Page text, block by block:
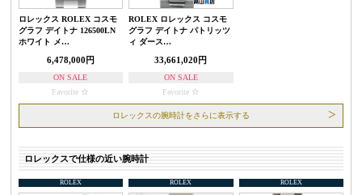
ロレックス ROLEX コスモ
グラフ デイトナ 126500LN
ホワイト メ…
6,478,000円
ON SALE
Favorite
ROLEX ロレックス コスモ
グラフ デイトナ パトリッツ
ィ ダース…
33,661,020円
ON SALE
Favorite
ロレックスの腕時計をさらに表示する
ロレックスで仕様の近い腕時計
ROLEX ROLEX ROLEX